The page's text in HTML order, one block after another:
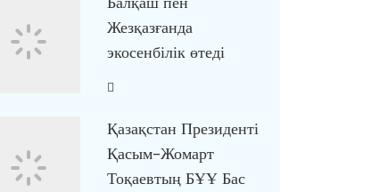
Жезқазғанда
экосенбілік өтеді
Қазақстан Президенті
Қасым-Жомарт
Тоқаевтың БҰҰ Бас